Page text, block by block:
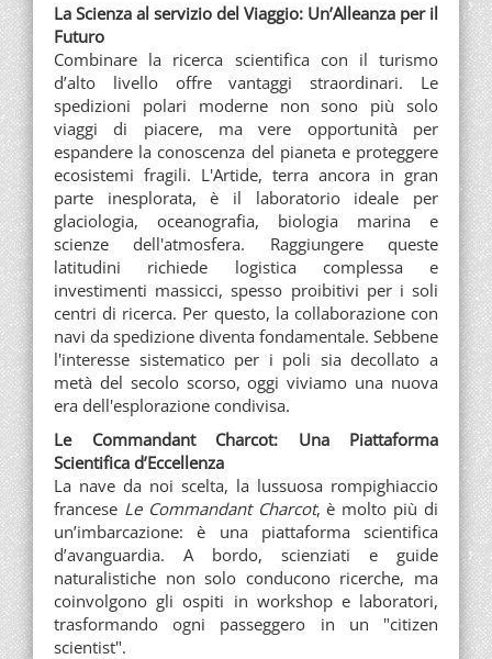
La Scienza al servizio del Viaggio: Un’Alleanza per il
Futuro
Combinare la ricerca scientifica con il turismo
d’alto livello offre vantaggi straordinari. Le
spedizioni polari moderne non sono più solo
viaggi di piacere, ma vere opportunità per
espandere la conoscenza del pianeta e proteggere
ecosistemi fragili. L'Artide, terra ancora in gran
parte inesplorata, è il laboratorio ideale per
glaciologia, oceanografia, biologia marina e
scienze dell'atmosfera. Raggiungere queste
latitudini richiede logistica complessa e
investimenti massicci, spesso proibitivi per i soli
centri di ricerca. Per questo, la collaborazione con
navi da spedizione diventa fondamentale. Sebbene
l'interesse sistematico per i poli sia decollato a
metà del secolo scorso, oggi viviamo una nuova
era dell'esplorazione condivisa.
Le Commandant Charcot: Una Piattaforma
Scientifica d’Eccellenza
La nave da noi scelta, la lussuosa rompighiaccio
francese Le Commandant Charcot, è molto più di
un’imbarcazione: è una piattaforma scientifica
d’avanguardia. A bordo, scienziati e guide
naturalistiche non solo conducono ricerche, ma
coinvolgono gli ospiti in workshop e laboratori,
trasformando ogni passeggero in un "citizen
scientist".